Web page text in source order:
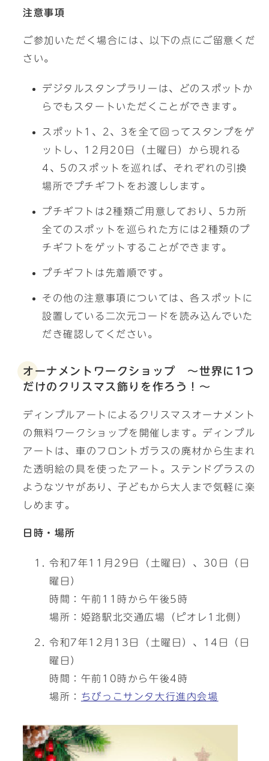
注意事項
ご参加いただく場合には、以下の点にご留意くだ
さい。
デジタルスタンプラリーは、どのスポットか
らでもスタートいただくことができます。
スポット1、2、3を全て回ってスタンプをゲ
ットし、12月20日（土曜日）から現れる
4、5のスポットを巡れば、それぞれの引換
場所でプチギフトをお渡しします。
プチギフトは2種類ご用意しており、5カ所
全てのスポットを巡られた方には2種類のプ
チギフトをゲットすることができます。
プチギフトは先着順です。
その他の注意事項については、各スポットに
設置している二次元コードを読み込んでいた
だき確認してください。
オーナメントワークショップ ～世界に1つ
だけのクリスマス飾りを作ろう！～
ディンプルアートによるクリスマスオーナメント
の無料ワークショップを開催します。ディンプル
アートは、車のフロントガラスの廃材から生まれ
た透明絵の具を使ったアート。ステンドグラスの
ようなツヤがあり、子どもから大人まで気軽に楽
しめます。
日時・場所
令和7年11月29日（土曜日）、30日（日
曜日）
時間：午前11時から午後5時
場所：姫路駅北交通広場（ピオレ1北側）
令和7年12月13日（土曜日）、14日（日
曜日）
時間：午前10時から午後4時
場所： ちびっこサンタ大行進内会場